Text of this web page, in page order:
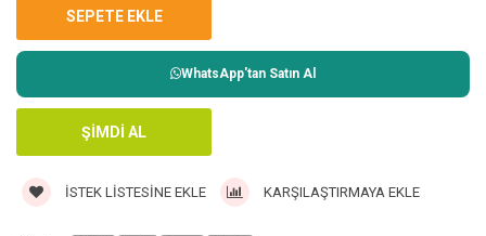
WhatsApp'tan Satın Al
İSTEK LISTESINE EKLE KARŞILAŞTIRMAYA EKLE